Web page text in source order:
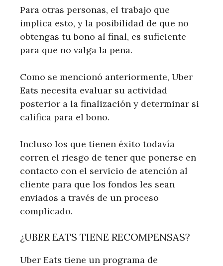
Para otras personas, el trabajo que
implica esto, y la posibilidad de que no
obtengas tu bono al final, es suficiente
para que no valga la pena.
Como se mencionó anteriormente, Uber
Eats necesita evaluar su actividad
posterior a la finalización y determinar si
califica para el bono.
Incluso los que tienen éxito todavía
corren el riesgo de tener que ponerse en
contacto con el servicio de atención al
cliente para que los fondos les sean
enviados a través de un proceso
complicado.
¿UBER EATS TIENE RECOMPENSAS?
Uber Eats tiene un programa de